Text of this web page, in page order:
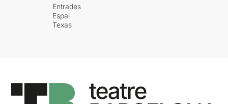
Entrades
Espai
Texas